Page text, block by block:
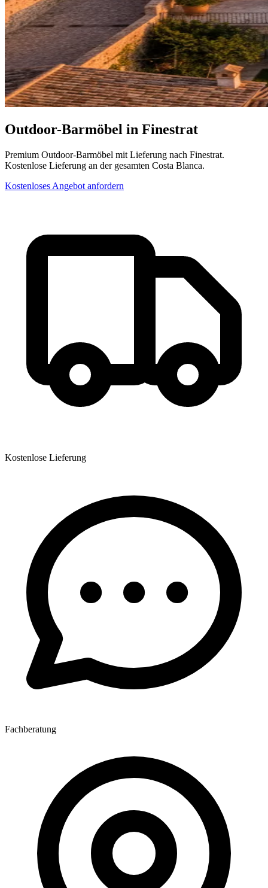
Outdoor-Barmöbel in Finestrat
Premium Outdoor-Barmöbel mit Lieferung nach Finestrat.
Kostenlose Lieferung an der gesamten Costa Blanca.
Kostenloses Angebot anfordern
Kostenlose Lieferung
Fachberatung